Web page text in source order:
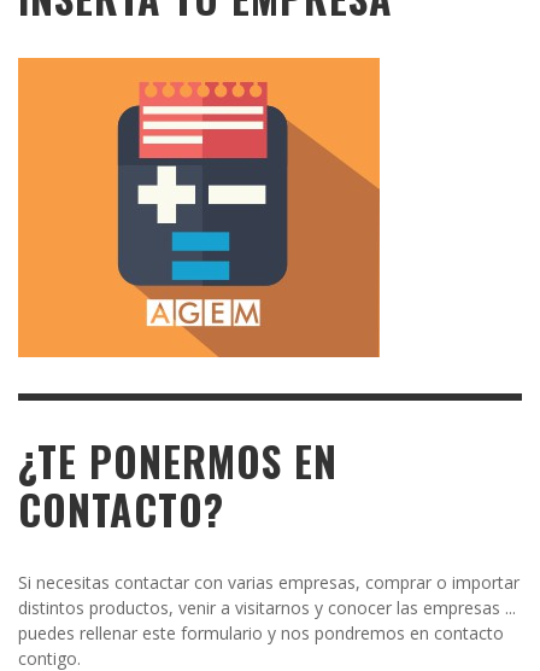
¿TE PONERMOS EN
CONTACTO?
Si necesitas contactar con varias empresas, comprar o importar
distintos productos, venir a visitarnos y conocer las empresas ...
puedes rellenar este formulario y nos pondremos en contacto
contigo.